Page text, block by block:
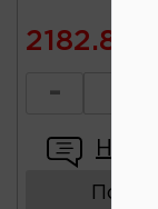
2182.80
-